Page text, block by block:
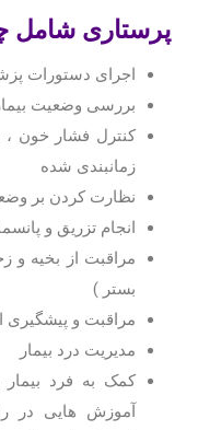
پرستاری شامل
اجرای دستورات
بررسی وضعیت
کنترل فشار خون ،
زمانبندی شده
نظارت کردن بر
انجام تزریق و
مراقبت از بخیه و
بستر )
مراقبت و پیشگیری
مدیریت درد بیمار
کمک به فرد
آموزش هایی در